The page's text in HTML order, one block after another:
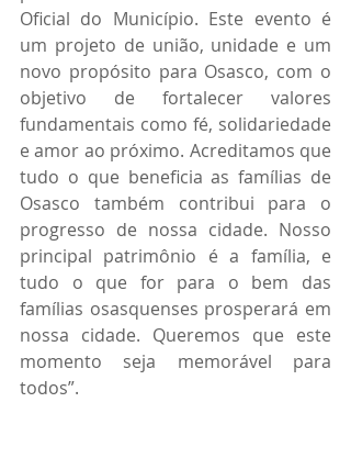
Oficial do Município. Este evento é
um projeto de união, unidade e um
novo propósito para Osasco, com o
objetivo de fortalecer valores
fundamentais como fé, solidariedade
e amor ao próximo. Acreditamos que
tudo o que beneficia as famílias de
Osasco também contribui para o
progresso de nossa cidade. Nosso
principal patrimônio é a família, e
tudo o que for para o bem das
famílias osasquenses prosperará em
nossa cidade. Queremos que este
momento seja memorável para
todos”.